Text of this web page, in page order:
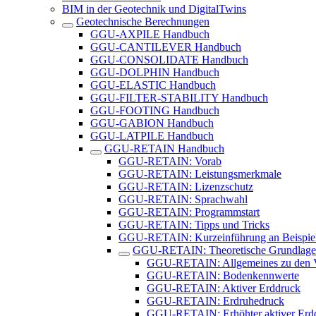
BIM in der Geotechnik und DigitalTwins
Geotechnische Berechnungen
GGU-AXPILE Handbuch
GGU-CANTILEVER Handbuch
GGU-CONSOLIDATE Handbuch
GGU-DOLPHIN Handbuch
GGU-ELASTIC Handbuch
GGU-FILTER-STABILITY Handbuch
GGU-FOOTING Handbuch
GGU-GABION Handbuch
GGU-LATPILE Handbuch
GGU-RETAIN Handbuch
GGU-RETAIN: Vorab
GGU-RETAIN: Leistungsmerkmale
GGU-RETAIN: Lizenzschutz
GGU-RETAIN: Sprachwahl
GGU-RETAIN: Programmstart
GGU-RETAIN: Tipps und Tricks
GGU-RETAIN: Kurzeinführung an
GGU-RETAIN: Theoretische
GGU-RETAIN: Allgemeines zu den
GGU-RETAIN: Bodenkennwerte
GGU-RETAIN: Aktiver Erddruck
GGU-RETAIN: Erdruhedruck
GGU-RETAIN: Erhöhter aktiver